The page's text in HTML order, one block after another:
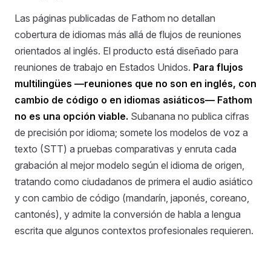
Las páginas publicadas de Fathom no detallan
cobertura de idiomas más allá de flujos de reuniones
orientados al inglés. El producto está diseñado para
reuniones de trabajo en Estados Unidos. Para flujos
multilingües —reuniones que no son en inglés, con
cambio de código o en idiomas asiáticos— Fathom
no es una opción viable. Subanana no publica cifras
de precisión por idioma; somete los modelos de voz a
texto (STT) a pruebas comparativas y enruta cada
grabación al mejor modelo según el idioma de origen,
tratando como ciudadanos de primera el audio asiático
y con cambio de código (mandarín, japonés, coreano,
cantonés), y admite la conversión de habla a lengua
escrita que algunos contextos profesionales requieren.